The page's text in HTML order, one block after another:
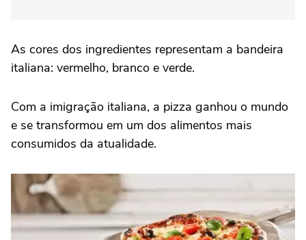
As cores dos ingredientes representam a bandeira
italiana: vermelho, branco e verde.
Com a imigração italiana, a pizza ganhou o mundo
e se transformou em um dos alimentos mais
consumidos da atualidade.